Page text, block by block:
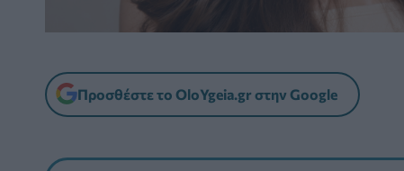
Προσθέστε το OloYgeia.gr στην Google